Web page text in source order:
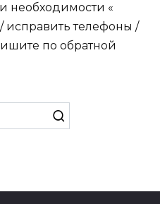
необходимости «
телефоны /
по обратной